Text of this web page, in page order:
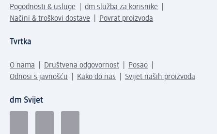
Pogodnosti & usluge
dm služba za korisnike
Načini & troškovi dostave
Povrat proizvoda
Tvrtka
O nama Društvena odgovornost
Posao
Odnosi s javnošću
Kako do nas Svijet naših proizvoda
dm Svijet